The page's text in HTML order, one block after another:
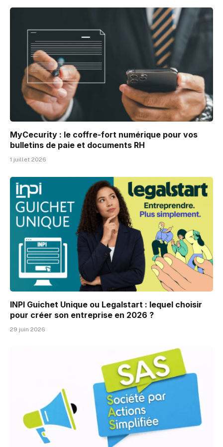
MyCecurity : le coffre-fort numérique pour vos
bulletins de paie et documents RH
1 juillet 2026
INPI Guichet Unique ou Legalstart : lequel choisir
pour créer son entreprise en 2026 ?
29 juin 2026